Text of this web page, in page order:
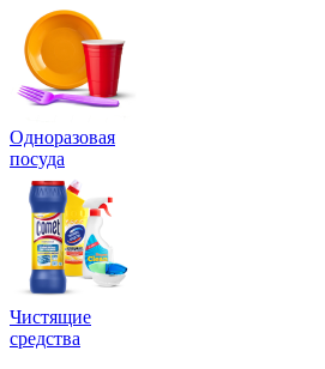
Одноразовая
посуда
Чистящие
средства